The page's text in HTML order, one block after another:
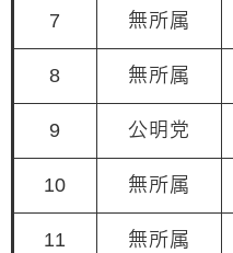
7 無所属
8 無所属
9 公明党
10 無所属
11 無所属